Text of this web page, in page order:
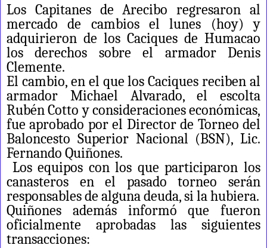
Los Capitanes de Arecibo regresaron al
mercado de cambios el lunes (hoy) y
adquirieron de los Caciques de Humacao
los derechos sobre el armador Denis
Clemente.
El cambio, en el que los Caciques reciben al
armador Michael Alvarado, el escolta
Rubén Cotto y consideraciones económicas,
fue aprobado por el Director de Torneo del
Baloncesto Superior Nacional (BSN), Lic.
Fernando Quiñones.
Los equipos con los que participaron los
canasteros en el pasado torneo serán
responsables de alguna deuda, si la hubiera.
Quiñones además informó que fueron
oficialmente aprobadas las siguientes
transacciones: